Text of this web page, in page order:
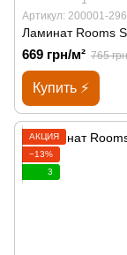
Артикул: 200001-
Ламинат Rooms
669 грн/м² 765 грн
Купить ⚡
АКЦИЯ
−13%
3